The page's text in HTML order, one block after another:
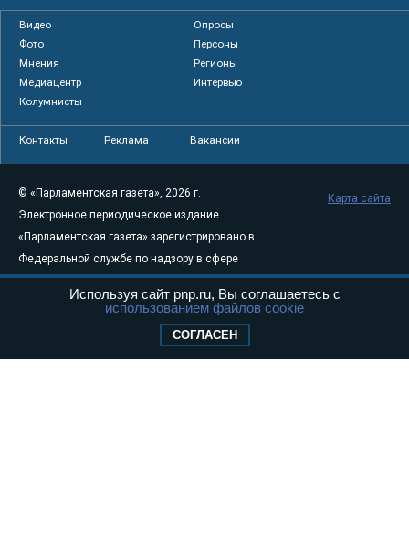
Видео
Опросы
Фото
Персоны
Мнения
Регионы
Медиацентр
Интервью
Колумнисты
Контакты Реклама Вакансии
© «Парламентская газета», 2026 г.
Электронное периодическое издание
«Парламентская газета» зарегистрировано в
Федеральной службе по надзору в сфере
связи, информационных технологий и
массовых коммуникаций (Роскомнадзор) 05
Свидетельство о регистрации Эл № ФС77-
Карта сайта
Используя сайт pnp.ru, Вы соглашаетесь с
использованием файлов cookie
СОГЛАСЕН